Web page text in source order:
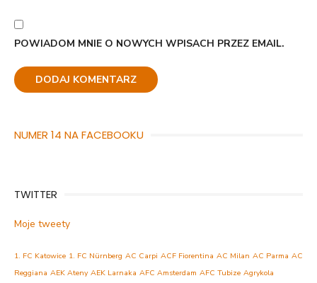
POWIADOM MNIE O NOWYCH WPISACH PRZEZ EMAIL.
NUMER 14 NA FACEBOOKU
TWITTER
Moje tweety
1. FC Katowice 1. FC Nürnberg AC Carpi ACF Fiorentina AC Milan AC Parma AC
Reggiana AEK Ateny AEK Larnaka AFC Amsterdam AFC Tubize Agrykola